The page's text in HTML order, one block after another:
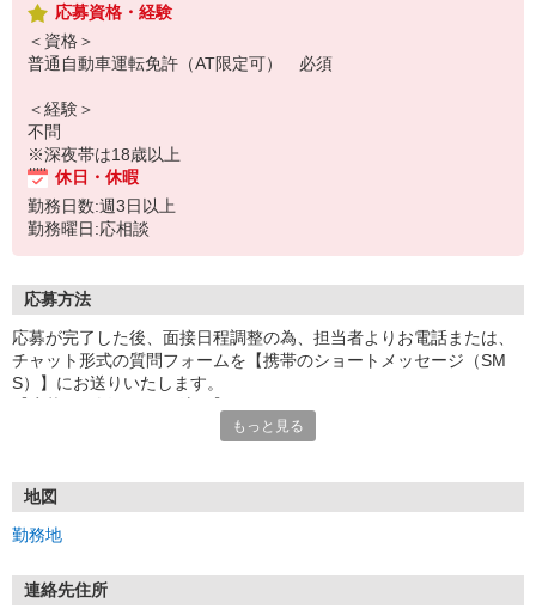
応募資格・経験
＜資格＞
普通自動車運転免許（AT限定可） 必須
＜経験＞
不問
※深夜帯は18歳以上
休日・休暇
勤務日数:週3日以上
勤務曜日:応相談
応募方法
応募が完了した後、面接日程調整の為、担当者よりお電話または、
チャット形式の質問フォームを【携帯のショートメッセージ（SM
S）】にお送りいたします。
1.応募…Webもしくはお電話より応募ください。
※実技試験はドライバーの職種のみとなります。
もっと見る
地図
勤務地
連絡先住所